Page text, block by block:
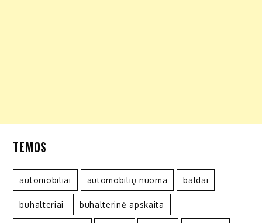
TEMOS
automobiliai automobilių nuoma baldai
buhalteriai buhalterinė apskaita